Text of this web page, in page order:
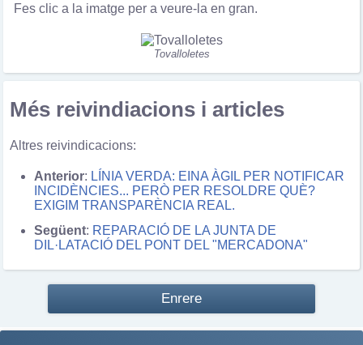
Fes clic a la imatge per a veure-la en gran.
Tovalloletes
Més reivindiacions i articles
Altres reivindicacions:
Anterior: LÍNIA VERDA: EINA ÀGIL PER NOTIFICAR
INCIDÈNCIES... PERÒ PER RESOLDRE QUÈ?
EXIGIM TRANSPARÈNCIA REAL.
Següent: REPARACIÓ DE LA JUNTA DE
DIL·LATACIÓ DEL PONT DEL "MERCADONA"
Enrere